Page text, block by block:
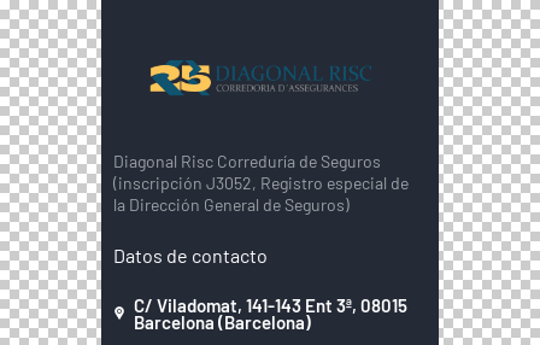
Diagonal Risc Correduría de Seguros
(inscripción J3052, Registro especial de
la Dirección General de Seguros)
Datos de contacto
C/ Viladomat, 141-143 Ent 3ª, 08015
Barcelona (Barcelona)